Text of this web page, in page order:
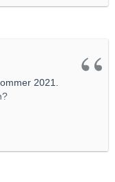
2021.